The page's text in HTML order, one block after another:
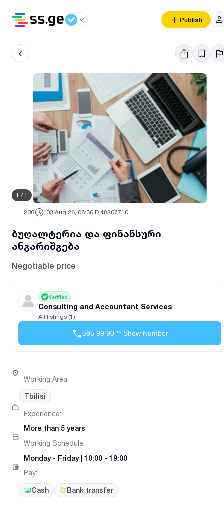
Publish
1 / 1
206 03 Aug 26, 08:36ID 48207710
ბუღალტერია და ფინანსური
ანგარიშგება
Negotiable price
Verified
Consulting and Accountant Services
All listings (1)
595 99 90 ** Show Number
Working Area:
Tbilisi
Experience:
More than 5 years
Working Schedule:
Monday- Friday| 10:00 - 19:00
Pay:
Cash Bank transfer